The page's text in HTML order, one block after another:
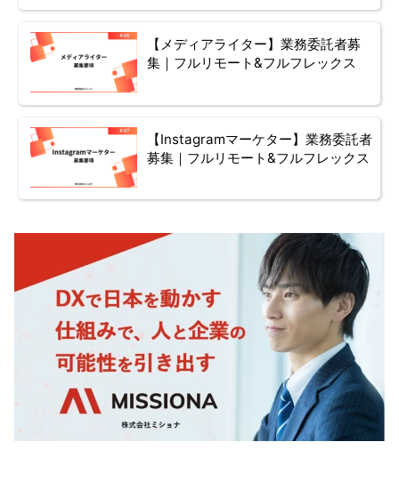
【メディアライター】業務委託者募
集｜フルリモート&フルフレックス
【Instagramマーケター】業務委託者
募集｜フルリモート&フルフレックス